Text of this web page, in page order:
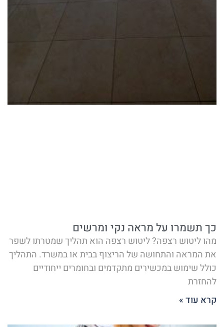
כך תשמרו על מראה נקי ומרשים
מהו ליטוש רצפה? ליטוש רצפה הוא תהליך שמטרתו לשפר
את המראה והתחושה של הריצוף בבית או במשרד. התהליך
כולל שימוש במכשירים מתקדמים ובחומרים ייחודיים
להחזרת
קרא עוד »